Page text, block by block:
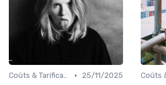
Coûts & Tarification •
25/11/2025